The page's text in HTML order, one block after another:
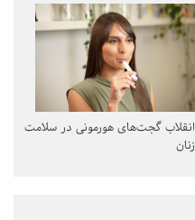
انقلاب گجت‌های هورمونی در سلامت
زنان